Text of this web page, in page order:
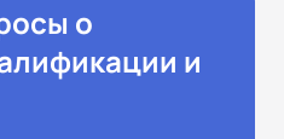
о
и